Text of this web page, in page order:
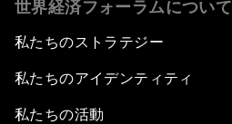
世界経済フォーラムについて
私たちのストラテジー
私たちのアイデンティティ
私たちの活動